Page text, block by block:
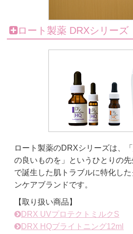
ロート製薬 DRXシリーズ
ロート製薬のDRXシリーズは、
の良いものを」というひとりの
で誕生した肌トラブルに特化し
ンケアブランドです。
【取り扱い商品】
DRX UVプロテクトミルクS
DRX HQブライトニング12ml